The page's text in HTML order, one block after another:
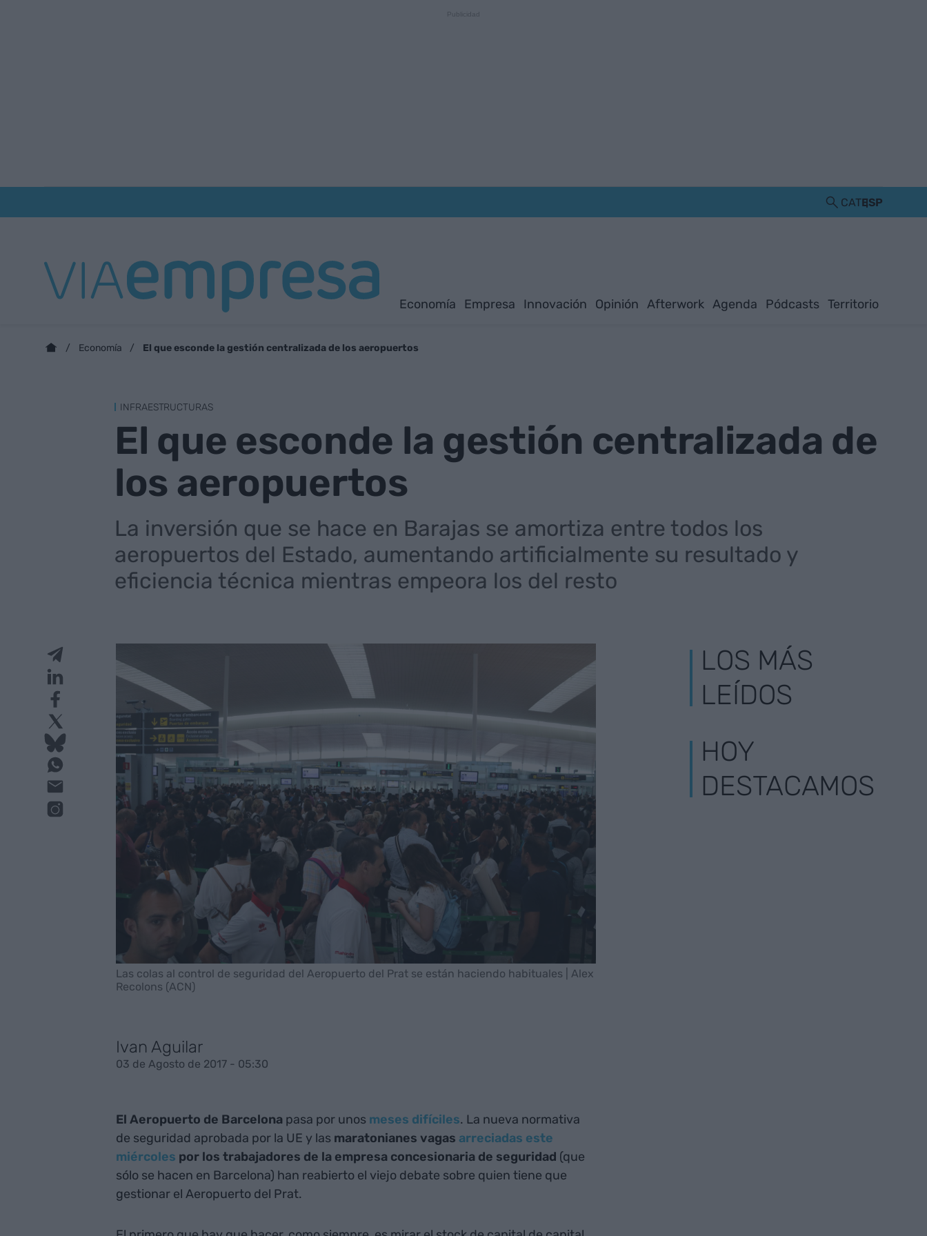
CATESP
Economía Empresa Innovación Opinión Afterwork Agenda Pódcasts Territorio
Economía El que esconde la gestión centralizada de los aeropuertos
INFRAESTRUCTURAS
El que esconde la gestión centralizada de
los aeropuertos
La inversión que se hace en Barajas se amortiza entre todos los
aeropuertos del Estado, aumentando artificialmente su resultado y
eficiencia técnica mientras empeora los del resto
Las colas al control de seguridad del Aeropuerto del Prat se están haciendo habituales | Alex
Recolons (ACN)
Ivan Aguilar
03 de Agosto de 2017 - 05:30
El Aeropuerto de Barcelonapasa por unos meses difíciles. La nueva normativa
de seguridad aprobada por la UE y las maratonianes vagas arreciadas este
miércoles por los trabajadores de la empresa concesionaria de seguridad (que
sólo se hacen en Barcelona) han reabierto el viejo debate sobre quien tiene que
gestionar el Aeropuerto del Prat.
LOS MÁS
LEÍDOS
HOY
DESTACAMOS